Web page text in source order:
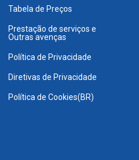
Tabela de Preços
Prestação de serviços e
Outras avenças
Política de Privacidade
Diretivas de Privacidade
Política de Cookies(BR)